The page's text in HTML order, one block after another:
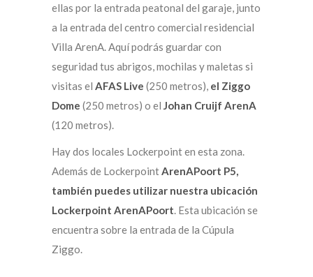
ellas por la entrada peatonal del garaje, junto
a la entrada del centro comercial residencial
Villa ArenA. Aquí podrás guardar con
seguridad tus abrigos, mochilas y maletas si
visitas el AFAS Live (250 metros), el Ziggo
Dome (250 metros) o el Johan Cruijf ArenA
(120 metros).
Hay dos locales Lockerpoint en esta zona.
Además de LockerpointArenAPoort P5,
también puedes utilizar nuestra ubicación
Lockerpoint ArenAPoort. Esta ubicación se
encuentra sobre la entrada de la Cúpula
Ziggo.